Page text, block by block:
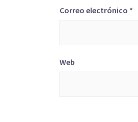
Correo electrónico *
Web